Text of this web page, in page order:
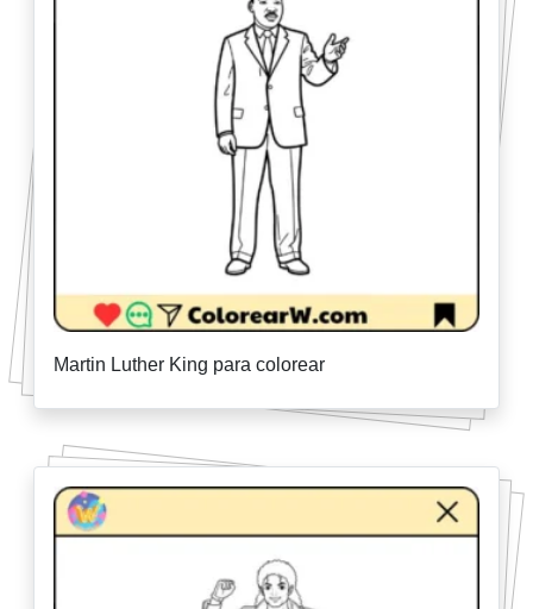
Martin Luther King para colorear